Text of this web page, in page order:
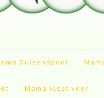
Duizendpoot
Mama leest voor